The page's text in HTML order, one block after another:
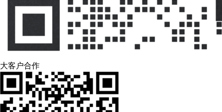
大客户合作